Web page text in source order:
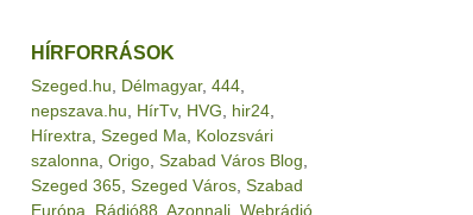
HÍRFORRÁSOK
Szeged.hu Délmagyar, 444
nepszava.hu
HírTv, HVG hir24
Hírextra Szeged Ma
Kolozsvári
szalonna Origo Szabad Város Blog
Szeged 365 Szeged Város Szabad
Európa
Rádió88 Azonnali Webrádió